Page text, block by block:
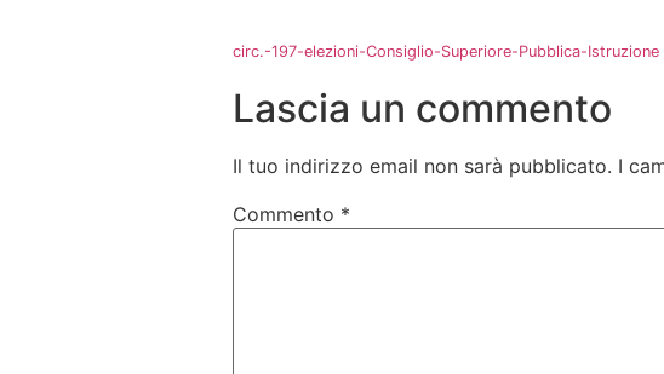
circ.-197-elezioni-Consiglio-Superiore-Pubblica-Istruzione
Lascia un commento
Il tuo indirizzo email non sarà pubblicato. I
Commento *